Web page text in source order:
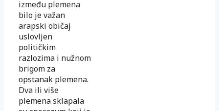
između plemena
bilo je važan
arapski običaj
uslovljen
političkim
razlozima i nužnom
brigom za
opstanak plemena.
Dva ili više
plemena sklapala